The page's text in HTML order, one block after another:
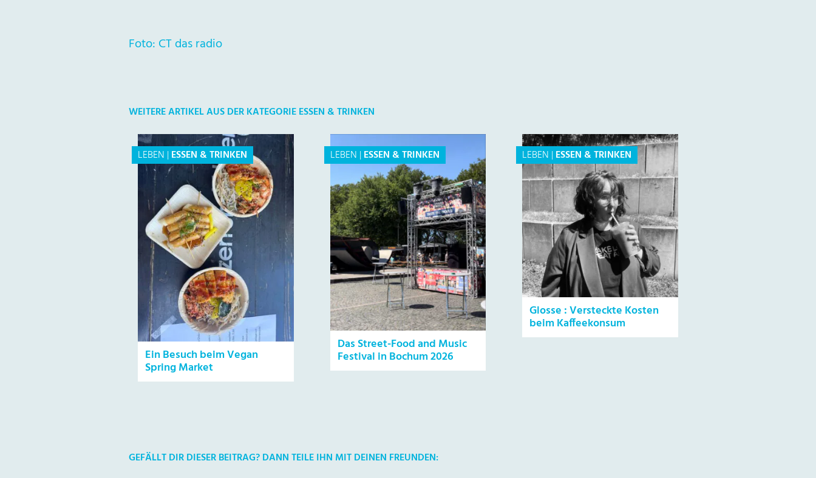
Foto: CT das radio
WEITERE ARTIKEL AUS DER KATEGORIE ESSEN & TRINKEN
LEBEN |ESSEN & TRINKEN
Ein Besuch beim Vegan
Spring Market
LEBEN |ESSEN & TRINKEN
Das Street-Food and Music
Festival in Bochum 2026
LEBEN |ESSEN & TRINKEN
Glosse : Versteckte Kosten
beim Kaffeekonsum
GEFÄLLT DIR DIESER BEITRAG? DANN TEILE IHN MIT DEINEN FREUNDEN: